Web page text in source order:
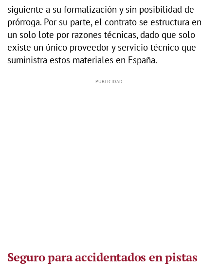
siguiente a su formalización y sin posibilidad de
prórroga. Por su parte, el contrato se estructura en
un solo lote por razones técnicas, dado que solo
existe un único proveedor y servicio técnico que
suministra estos materiales en España.
Seguro para accidentados en pistas